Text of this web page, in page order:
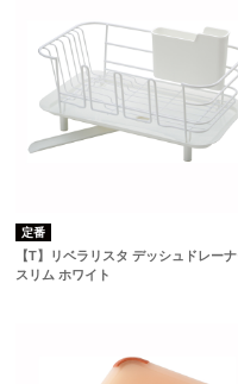
定番
【T】リベラリスタ デッシュドレー
スリム ホワイト